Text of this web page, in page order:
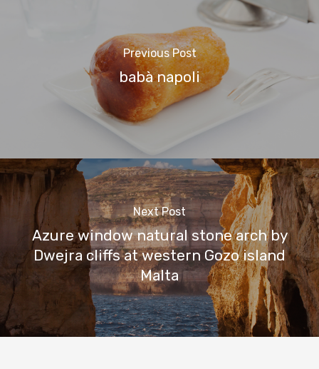
Previous Post
babà napoli
Next Post
Azure window natural stone arch by
Dwejra cliffs at western Gozo island
Malta